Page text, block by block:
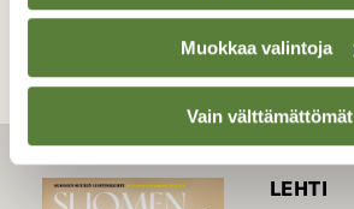
Muokkaa valintoja
Vain välttämättömät
LEHTI